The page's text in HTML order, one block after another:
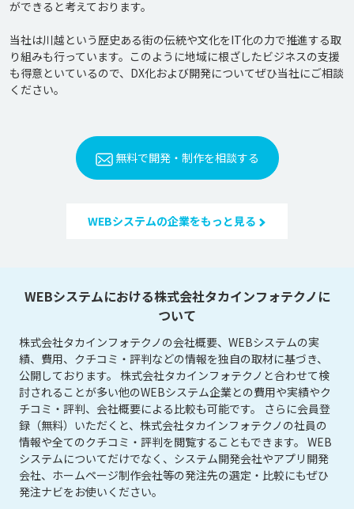
ができると考えております。
当社は川越という歴史ある街の伝統や文化をIT化の力で推進する取
り組みも行っています。このように地域に根ざしたビジネスの支援
も得意といているので、DX化および開発についてぜひ当社にご相談
無料で開発・制作を相談する
WEBシステムの企業をもっと見る
WEBシステムにおける株式会社タカインフォテクノに
ついて
株式会社タカインフォテクノの会社概要、WEBシステムの実
績、費用、クチコミ・評判などの情報を独自の取材に基づき、
公開しております。 株式会社タカインフォテクノと合わせて検
討されることが多い他のWEBシステム企業との費用や実績やク
チコミ・評判、会社概要による比較も可能です。 さらに会員登
録（無料）いただくと、株式会社タカインフォテクノの社員の
情報や全てのクチコミ・評判を閲覧することもできます。 WEB
システムについてだけでなく、システム開発会社やアプリ開発
会社、ホームページ制作会社等の発注先の選定・比較にもぜひ
発注ナビをお使いください。